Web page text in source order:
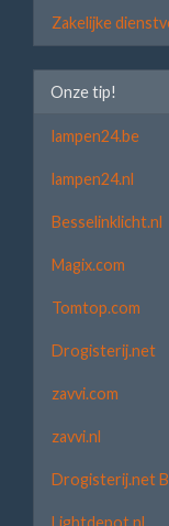
Zakelijke
Onze tip!
lampen24.be
lampen24.nl
Besselinklicht.nl
Magix.com
Tomtop.com
Drogisterij.net
zavvi.com
zavvi.nl
Drogisterij.net